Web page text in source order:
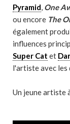
Pyramid, One
ou encore The
également
influences
Super Cat et
l'artiste avec les
Un jeune artiste